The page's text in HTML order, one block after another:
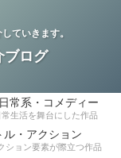
ていきます。
ブログ
常系・コメディー
生活を舞台にした作品
ル・アクション
ション要素が際立つ作品